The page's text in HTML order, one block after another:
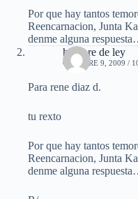
Por que hay tantos
Reencarnacion, Junta
denme alguna
hombre de ley
OCTUBRE 9, 2009 /
Para rene diaz d.
tu rexto
Por que hay tantos
Reencarnacion, Junta
denme alguna